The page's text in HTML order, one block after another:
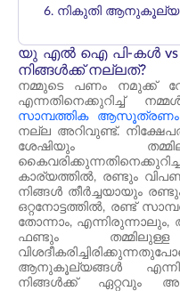
6. നികുതി
യു എൽ ഐ പി-കൾ
നിങ്ങൾക്ക് നല്ലത്?
നമ്മുടെ പണം നമുക്ക്
എന്നതിനെക്കുറിച്ച്
സാമ്പത്തിക ആസൂത്രണം
നല്ല അറിവുണ്ട്.
ശേഷിയും
കാര്യത്തിൽ, രണ്ടും
നിങ്ങൾ തീർച്ചയായും
ഒറ്റനോട്ടത്തിൽ, രണ്ട്
തോന്നാം,
ഫണ്ടും
ആനുകൂല്യങ്ങൾ
നിങ്ങൾക്ക് ഏറ്റവും